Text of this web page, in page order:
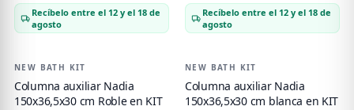
Recíbelo entre el 12 y el 18 de
agosto
Recíbelo entre el 12 y el 18 de
agosto
-25 %
NEW BATH KIT
Columna auxiliar Nadia
150x36,5x30 cm Roble en KIT
-25 %
NEW BATH KIT
Columna auxiliar Nadia
150x36,5x30 cm blanca en KIT